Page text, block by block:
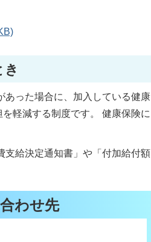
き
あった場合に、加入している健康
軽減する制度です。 健康保険に
支給決定通知書」や「付加給付額
わせ先